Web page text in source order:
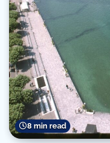
8 min read